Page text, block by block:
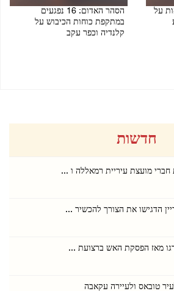
על
הסהר האדום: 16 נפגעים
במתקפת כוחות הכיבוש על
קלנדיה וכפר עקב
חדשות
מועצת עיריית רמאללה ו ...
הדגישו את הצורך להכשיר ...
טובאס ולעיירה עקאבה